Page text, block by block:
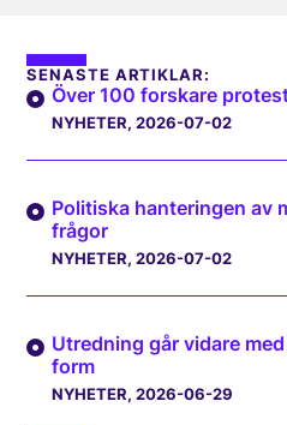
SENASTE ARTIKLAR:
Över 100 forskare
NYHETER, 2026-07-02
Politiska hanteringen av
frågor
NYHETER, 2026-07-02
Utredning går vidare
form
NYHETER, 2026-06-29